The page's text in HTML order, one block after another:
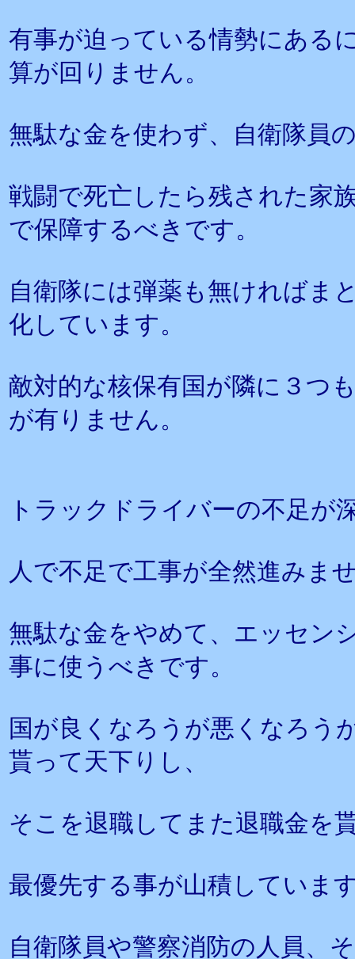
有事が迫っている情勢にある
算が回りません。
無駄な金を使わず、自衛隊員
戦闘で死亡したら残された家
で保障するべきです。
自衛隊には弾薬も無ければま
化しています。
敵対的な核保有国が隣に３つ
が有りません。
トラックドライバーの不足が
人で不足で工事が全然進みま
無駄な金をやめて、エッセン
事に使うべきです。
国が良くなろうが悪くなろう
貰って天下りし、
そこを退職してまた退職金を
最優先する事が山積していま
自衛隊員や警察消防の人員、